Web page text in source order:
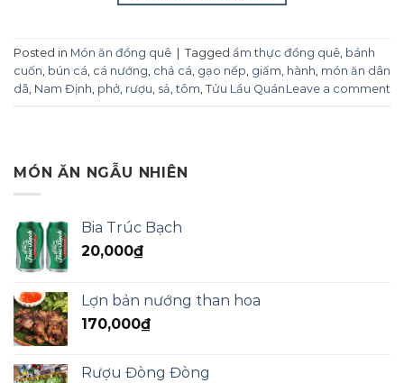
Posted in Món ăn đồng quê Tagged ẩm thực đồng quê, bánh
cuốn, bún cá, cá nướng, chả cá, gạo nếp, giấm, hành, món ăn dân
dã, Nam Định, phở, rượu, sả,tôm, Tửu Lầu Quán Leave a comment
MÓN ĂN NGẪU NHIÊN
Bia Trúc Bạch
20,000₫
Lợn bản nướng than hoa
170,000₫
Rượu Đòng Đòng